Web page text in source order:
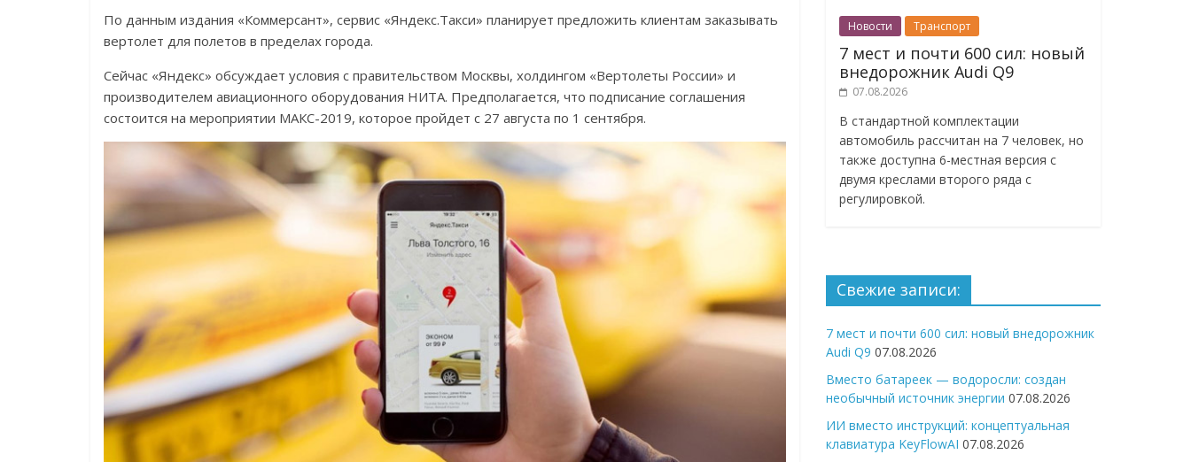
По данным издания «Коммерсант», сервис «Яндекс.Такси» планирует предложить клиентам заказывать
вертолет для полетов в пределах города.
Сейчас «Яндекс» обсуждает условия с правительством Москвы, холдингом «Вертолеты России» и
производителем авиационного оборудования НИТА. Предполагается, что подписание соглашения
состоится на мероприятии МАКС-2019, которое пройдет с 27 августа по 1 сентября.
Новости Транспорт
7 мест и почти 600 сил: новый
внедорожник Audi Q9
07.08.2026
В стандартной комплектации
автомобиль рассчитан на 7 человек, но
также доступна 6-местная версия с
двумя креслами второго ряда с
регулировкой.
Свежие записи:
7 мест и почти 600 сил: новый внедорожник
Audi Q9 07.08.2026
Вместо батареек — водоросли: создан
необычный источник энергии 07.08.2026
ИИ вместо инструкций: концептуальная
клавиатура KeyFlowAI 07.08.2026